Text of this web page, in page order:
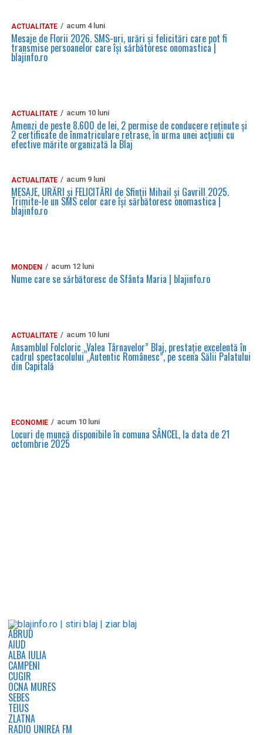
ACTUALITATE acum 4 luni
Mesaje de Florii 2026. SMS-uri, urări și felicitări care pot fi
transmise persoanelor care îşi sărbătoresc onomastica |
blajinfo.ro
ACTUALITATE acum 10 luni
Amenzi de peste 8.600 de lei, 2 permise de conducere reținute și
2 certificate de înmatriculare retrase, în urma unei acțiuni cu
efective mărite organizată la Blaj
ACTUALITATE acum 9 luni
MESAJE, URĂRI și FELICITĂRI de Sfinții Mihail și Gavrill 2025.
Trimite-le un SMS celor care își sărbătoresc onomastica |
blajinfo.ro
MONDEN acum 12 luni
Nume care se sărbătoresc de Sfânta Maria | blajinfo.ro
ACTUALITATE acum 10 luni
Ansamblul Folcloric „Valea Târnavelor” Blaj, prestație excelentă în
cadrul spectacolului „Autentic Românesc”, pe scena Sălii Palatului
din Capitală
ECONOMIE acum 10 luni
Locuri de muncă disponibile în comuna SÂNCEL, la data de 21
octombrie 2025
ABRUD
AIUD
ALBA IULIA
CAMPENI
CUGIR
OCNA MURES
SEBES
TEIUS
ZLATNA
RADIO UNIREA FM